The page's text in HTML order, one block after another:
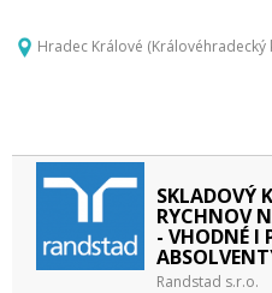
Hradec Králové (Královéhradecký
SKLADOVÝ
RYCHNOV
- VHODNÉ I
Randstad s.r.o.